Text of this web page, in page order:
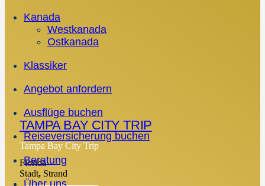
Kanada
Westkanada
Ostkanada
Klassiker
Angebot anfordern
Ausflüge buchen
Reiseversicherung buchen
Beratung
Über uns
TAMPA BAY CITY TRIP
Tampa Bay City Trip
Florida
Stadt, Strand